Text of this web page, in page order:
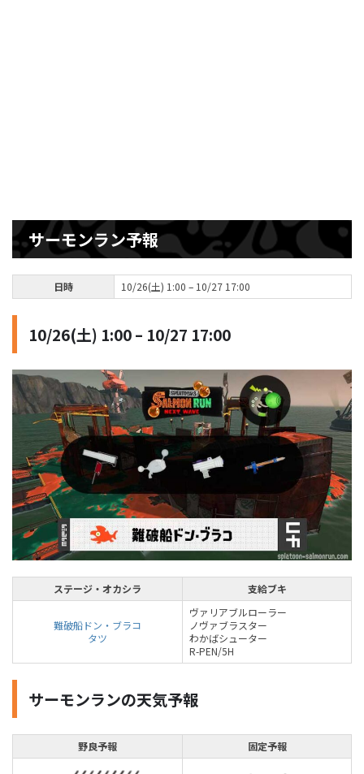
サーモンラン予報
日時 10/26(土) 1:00 – 10/27 17:00
10/26(土) 1:00 – 10/27 17:00
ステージ・オカシラ 支給ブキ
難破船ドン・ブラコ
タツ
ヴァリアブルローラー
ノヴァブラスター
わかばシューター
R-PEN/5H
サーモンランの天気予報
野良予報 固定予報